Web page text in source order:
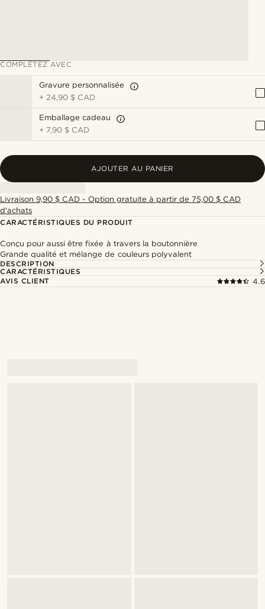
COMPLÉTEZ AVEC
Gravure personnalisée
+24,90 $ CAD
Emballage cadeau
+ 7,90 $ CAD
AJOUTER AU PANIER
Livraison 9,90 $ CAD - Option gratuite à partir de 75,00 $ CAD
d'achats
CARACTÉRISTIQUES DU PRODUIT
Conçu pour aussi être fixée à travers la boutonnière
Grande qualité et mélange de couleurs polyvalent
DESCRIPTION
CARACTÉRISTIQUES
AVIS CLIENT
4.6